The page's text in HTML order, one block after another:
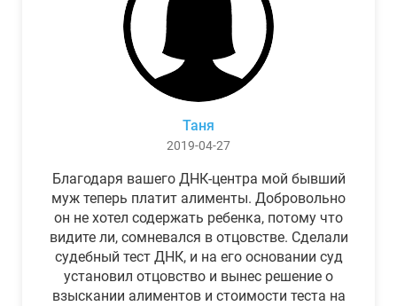
Таня
2019-04-27
Благодаря вашего ДНК-центра мой бывший
муж теперь платит алименты. Добровольно
он не хотел содержать ребенка, потому что
видите ли, сомневался в отцовстве. Сделали
судебный тест ДНК, и на его основании суд
установил отцовство и вынес решение о
взыскании алиментов и стоимости теста на